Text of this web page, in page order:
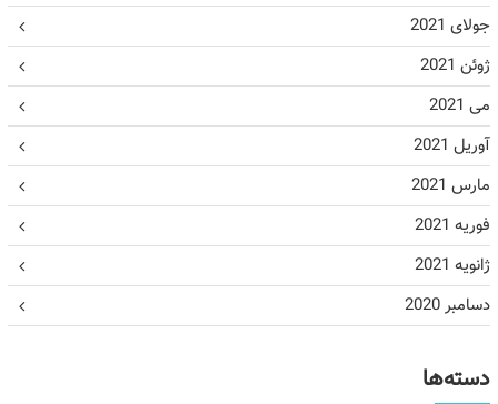
جولای 2021
ژوئن 2021
می 2021
آوریل 2021
مارس 2021
فوریه 2021
ژانویه 2021
دسامبر 2020
دسته‌ها